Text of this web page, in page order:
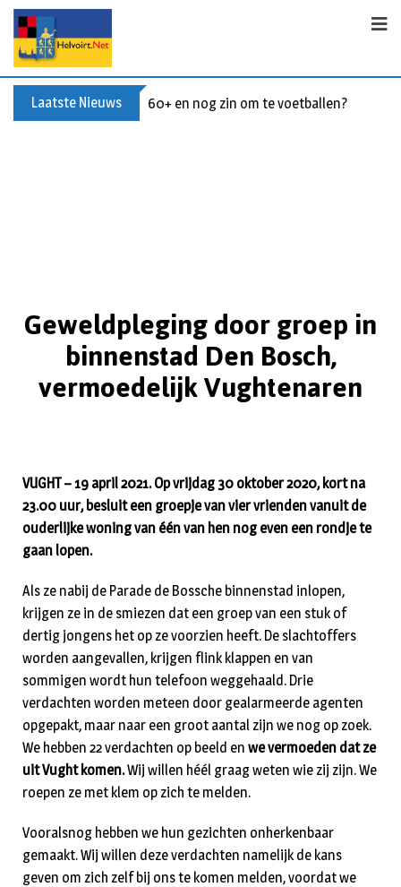
Laatste Nieuws 60+ en nog zin om te voetballen? Kom
Geweldpleging door groep in
binnenstad Den Bosch,
vermoedelijk Vughtenaren
VUGHT – 19 april 2021. Op vrijdag 30 oktober 2020, kort na
23.00 uur, besluit een groepje van vier vrienden vanuit de
ouderlijke woning van één van hen nog even een rondje te
gaan lopen.
Als ze nabij de Parade de Bossche binnenstad inlopen,
krijgen ze in de smiezen dat een groep van een stuk of
dertig jongens het op ze voorzien heeft. De slachtoffers
worden aangevallen, krijgen flink klappen en van
sommigen wordt hun telefoon weggehaald. Drie
verdachten worden meteen door gealarmeerde agenten
opgepakt, maar naar een groot aantal zijn we nog op zoek.
We hebben 22 verdachten op beeld en we vermoeden dat ze
uit Vught komen.Wij willen héél graag weten wie zij zijn. We
roepen ze met klem op zich te melden.
Vooralsnog hebben we hun gezichten onherkenbaar
gemaakt. Wij willen deze verdachten namelijk de kans
geven om zich zelf bij ons te komen melden, voordat we